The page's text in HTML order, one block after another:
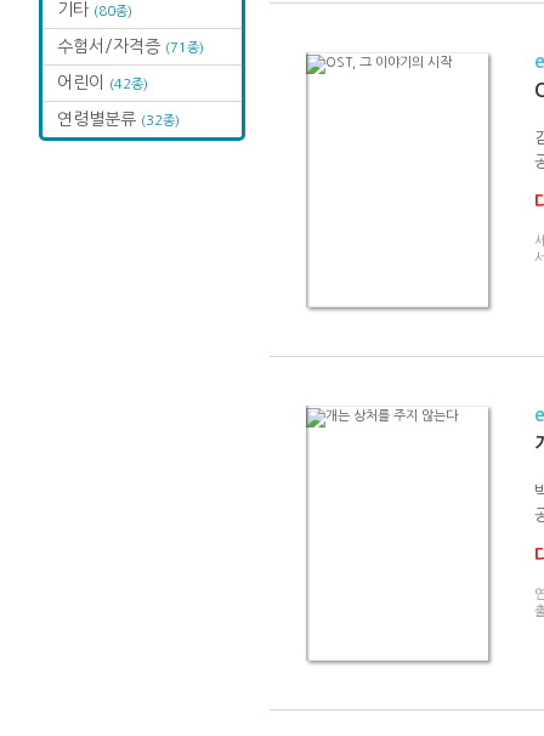
기타 (80종)
수험서/자격증 (71종)
어린이 (42종)
연령별분류 (32종)